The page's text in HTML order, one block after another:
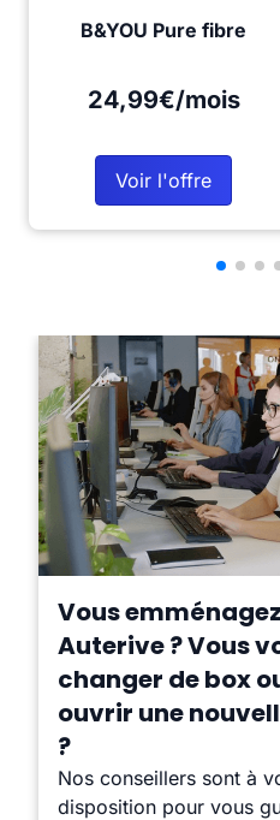
B&YOU Pure fibre
24,99€/mois
Voir l'offre
Vous
Auterive ? Vous
changer de box
ouvrir une
?
Nos conseillers sont à
disposition pour vous